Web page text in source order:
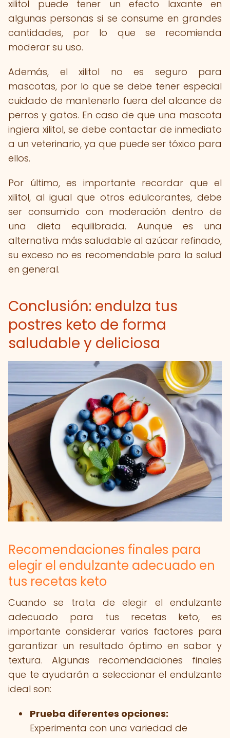
xilitol puede tener un efecto laxante en
algunas personas si se consume en grandes
cantidades, por lo que se recomienda
moderar su uso.
Además, el xilitol no es seguro para
mascotas, por lo que se debe tener especial
cuidado de mantenerlo fuera del alcance de
perros y gatos. En caso de que una mascota
ingiera xilitol, se debe contactar de inmediato
a un veterinario, ya que puede ser tóxico para
ellos.
Por último, es importante recordar que el
xilitol, al igual que otros edulcorantes, debe
ser consumido con moderación dentro de
una dieta equilibrada. Aunque es una
alternativa más saludable al azúcar refinado,
su exceso no es recomendable para la salud
en general.
Conclusión: endulza tus
postres keto de forma
saludable y deliciosa
Recomendaciones finales para
elegir el endulzante adecuado en
tus recetas keto
Cuando se trata de elegir el endulzante
adecuado para tus recetas keto, es
importante considerar varios factores para
garantizar un resultado óptimo en sabor y
textura. Algunas recomendaciones finales
que te ayudarán a seleccionar el endulzante
ideal son:
Prueba diferentes opciones:
Experimenta con una variedad de